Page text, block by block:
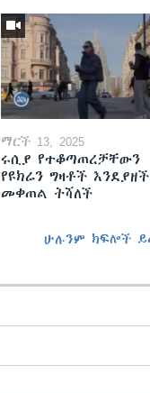
ማርች 13, 2025
ሩሲያ የተቆጣጠረቻቸውን
የዩክሬን ግዛቶች እንደያዘች
መቀጠል ትሻለች
ሁሉንም ክፍሎች